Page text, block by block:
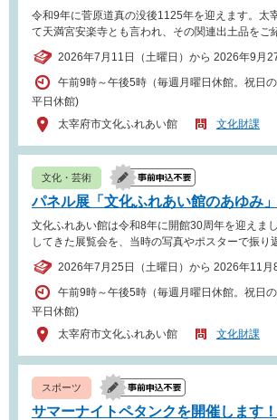
令和9年に菅原道真の没後1125年を迎えます。太
て天満宮安楽寺とも言われ、その関連出土品をご
2026年7月11日（土曜日）から 2026年9月
午前9時～午後5時（毎週月曜日休館。祝日
平日休館)
太宰府市文化ふれあい館
文化財課
文化・芸術
パネル展「文化ふれあい館のあゆみ」
文化ふれあい館は令和8年に開館30周年を迎えま
してきた展覧会を、当時の写真やポスターで振り
2026年7月25日（土曜日）から 2026年11月
午前9時～午後5時（毎週月曜日休館。祝日
平日休館)
太宰府市文化ふれあい館
文化財課
スポーツ
サマーナイトペタンクを開催します！